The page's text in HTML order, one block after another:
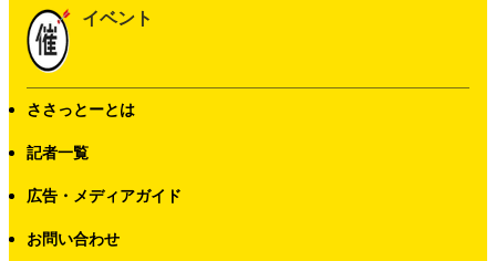
イベント
ささっとーとは
記者一覧
広告・メディアガイド
お問い合わせ